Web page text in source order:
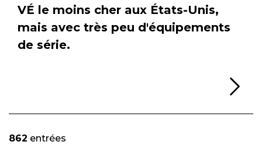
VÉ le moins cher aux États-Unis,
mais avec très peu d'équipements
de série.
862 entrées